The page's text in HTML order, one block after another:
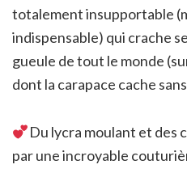
totalement insupportable
indispensable) qui crache
gueule de tout le monde
dont la carapace cache
Du lycra moulant et des
par une incroyable